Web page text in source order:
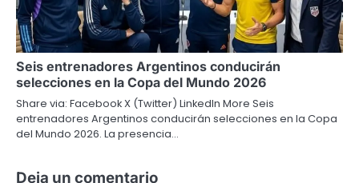
Seis entrenadores Argentinos conducirán
selecciones en la Copa del Mundo 2026
Share via: Facebook X (Twitter) LinkedIn More Seis
entrenadores Argentinos conducirán selecciones en la Copa
del Mundo 2026. La presencia…
Deja un comentario